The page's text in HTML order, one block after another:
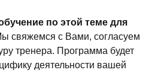
по этой теме для
свяжемся с Вами, согласуем
тренера. Программа будет
деятельности вашей